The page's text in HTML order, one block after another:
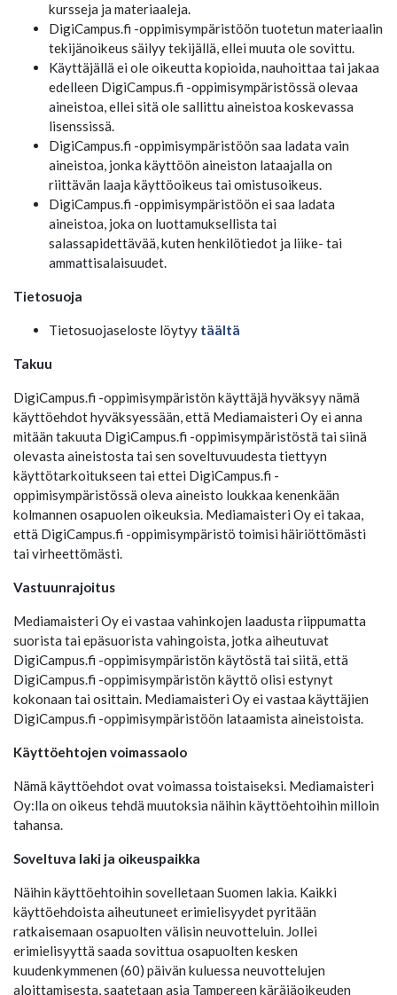
kursseja ja materiaaleja.
DigiCampus.fi -oppimisympäristöön tuotetun materiaalin
tekijänoikeus säilyy tekijällä, ellei muuta ole sovittu.
Käyttäjällä ei ole oikeutta kopioida, nauhoittaa tai jakaa
edelleen DigiCampus.fi -oppimisympäristössä olevaa
aineistoa, ellei sitä ole sallittu aineistoa koskevassa
lisenssissä.
DigiCampus.fi -oppimisympäristöön saa ladata vain
aineistoa, jonka käyttöön aineiston lataajalla on
riittävän laaja käyttöoikeus tai omistusoikeus.
DigiCampus.fi -oppimisympäristöön ei saa ladata
aineistoa, joka on luottamuksellista tai
salassapidettävää, kuten henkilötiedot ja liike- tai
ammattisalaisuudet.
Tietosuoja
Tietosuojaseloste löytyy täältä
Takuu
DigiCampus.fi -oppimisympäristön käyttäjä hyväksyy nämä
käyttöehdot hyväksyessään, että Mediamaisteri Oy ei anna
mitään takuuta DigiCampus.fi -oppimisympäristöstä tai siinä
olevasta aineistosta tai sen soveltuvuudesta tiettyyn
käyttötarkoitukseen tai ettei DigiCampus.fi -
oppimisympäristössä oleva aineisto loukkaa kenenkään
kolmannen osapuolen oikeuksia. Mediamaisteri Oy ei takaa,
että DigiCampus.fi -oppimisympäristö toimisi häiriöttömästi
tai virheettömästi.
Vastuunrajoitus
Mediamaisteri Oy ei vastaa vahinkojen laadusta riippumatta
suorista tai epäsuorista vahingoista, jotka aiheutuvat
DigiCampus.fi -oppimisympäristön käytöstä tai siitä, että
DigiCampus.fi -oppimisympäristön käyttö olisi estynyt
kokonaan tai osittain. Mediamaisteri Oy ei vastaa käyttäjien
DigiCampus.fi -oppimisympäristöön lataamista aineistoista.
Käyttöehtojen voimassaolo
Nämä käyttöehdot ovat voimassa toistaiseksi. Mediamaisteri
Oy:lla on oikeus tehdä muutoksia näihin käyttöehtoihin milloin
tahansa.
Soveltuva laki ja oikeuspaikka
Näihin käyttöehtoihin sovelletaan Suomen lakia. Kaikki
käyttöehdoista aiheutuneet erimielisyydet pyritään
ratkaisemaan osapuolten välisin neuvotteluin. Jollei
erimielisyyttä saada sovittua osapuolten kesken
kuudenkymmenen (60) päivän kuluessa neuvottelujen
aloittamisesta, saatetaan asia Tampereen käräjäoikeuden